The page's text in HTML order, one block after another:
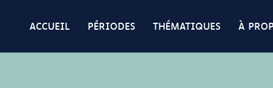
ACCUEIL PÉRIODES THÉMATIQUES À